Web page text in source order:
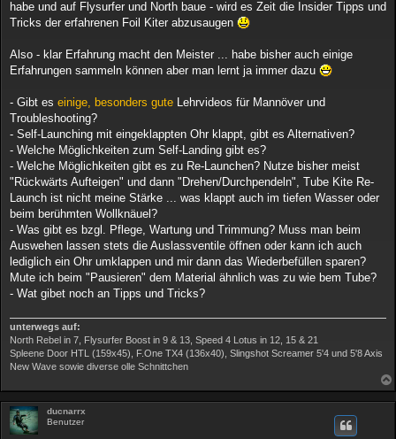
r
a
habe und auf Flysurfer und North baue - wird es Zeit die Insider Tipps und
Tricks der erfahrenen Foil Kiter abzusaugen
Also - klar Erfahrung macht den Meister ... habe bisher auch einige
Erfahrungen sammeln können aber man lernt ja immer dazu
- Gibt es einige, besonders gute Lehrvideos für Mannöver und
Troubleshooting?
- Self-Launching mit eingeklappten Ohr klappt, gibt es Alternativen?
- Welche Möglichkeiten zum Self-Landing gibt es?
- Welche Möglichkeiten gibt es zu Re-Launchen? Nutze bisher meist
"Rückwärts Aufteigen" und dann "Drehen/Durchpendeln", Tube Kite Re-
Launch ist nicht meine Stärke ... was klappt auch im tiefen Wasser oder
beim berühmten Wollknäuel?
- Was gibt es bzgl. Pflege, Wartung und Trimmung? Muss man beim
Auswehen lassen stets die Auslassventile öffnen oder kann ich auch
lediglich ein Ohr umklappen und mir dann das Wiederbefüllen sparen?
Mute ich beim "Pausieren" dem Material ähnlich was zu wie bem Tube?
- Wat gibet noch an Tipps und Tricks?
unterwegs auf:
North Rebel in 7, Flysurfer Boost in 9 & 13, Speed 4 Lotus in 12, 15 & 21
Spleene Door HTL (159x45), F.One TX4 (136x40), Slingshot Screamer 5'4 und 5'8 Axis
New Wave sowie diverse olle Schnittchen
ducnarrx
Benutzer